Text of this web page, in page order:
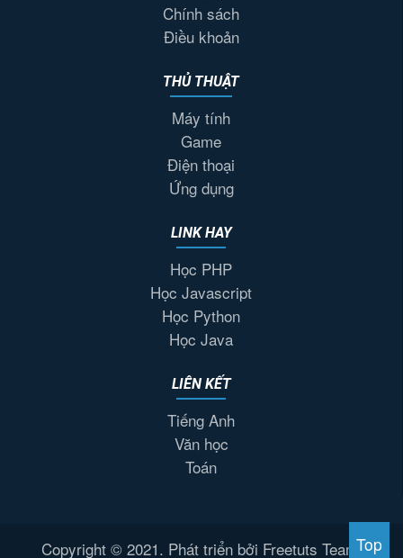
Chính sách
Điều khoản
THỦ THUẬT
Máy tính
Game
Điện thoại
Ứng dụng
LINK HAY
Học PHP
Học Javascript
Học Python
Học Java
LIÊN KẾT
Tiếng Anh
Văn học
Toán
Copyright © 2021. Phát triển bởi Freetuts Team.Top